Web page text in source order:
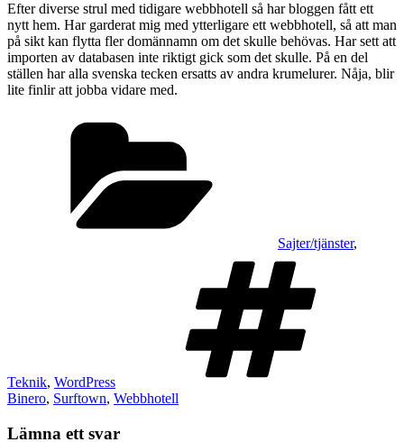
Efter diverse strul med tidigare webbhotell så har bloggen fått ett
nytt hem. Har garderat mig med ytterligare ett webbhotell, så att man
på sikt kan flytta fler domännamn om det skulle behövas. Har sett att
importen av databasen inte riktigt gick som det skulle. På en del
ställen har alla svenska tecken ersatts av andra krumelurer. Nåja, blir
lite finlir att jobba vidare med.
Sajter/tjänster,
Teknik, WordPress
Binero, Surftown, Webbhotell
Lämna ett svar